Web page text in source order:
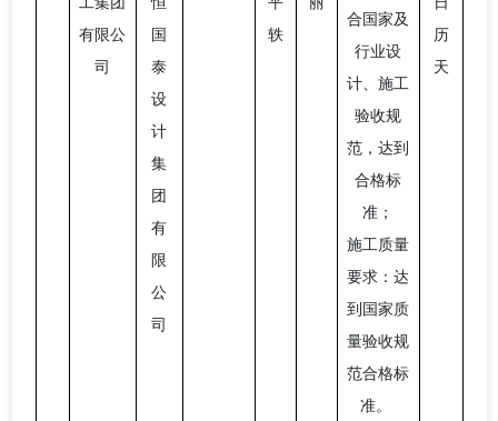
有限公
司
国
泰
设
计
集
团
有
限
公
司
轶
合国家及
行业设
计、施工
验收规
范，达到
合格标
准；
施工质量
要求：达
到国家质
量验收规
范合格标
准。
历
天